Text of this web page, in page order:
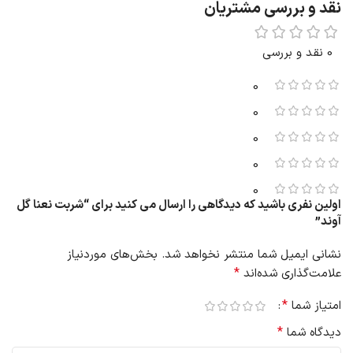
نقد و بررسی مشتریان
0 نقد و بررسی
0
0
0
0
0
اولین نفری باشید که دیدگاهی را ارسال می کنید برای “شربت نعنا گل
آوند”
نشانی ایمیل شما منتشر نخواهد شد. بخش‌های موردنیاز
علامت‌گذاری شده‌اند *
امتیاز شما *
دیدگاه شما *